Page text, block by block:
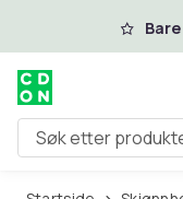
Hopp til
Søk etter produkter